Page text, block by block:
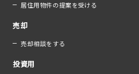
居住用物件の提案を受ける
売却
売却相談をする
投資用